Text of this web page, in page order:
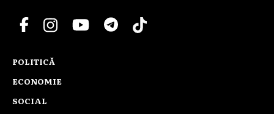
POLITICĂ
ECONOMIE
SOCIAL